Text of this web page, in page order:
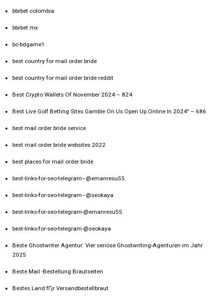
bbrbet colombia
bbrbet mx
bc-bdgame1
best country for mail order bride
best country for mail order bride reddit
Best Crypto Wallets Of November 2024 – 824
Best Live Golf Betting Sites Gamble On Us Open Up Online In 2024" – 686
best mail order bride service
best mail order bride websites 2022
best places for mail order bride
best-links-for-seo-telegram–@emanresu55
best-links-for-seo-telegram–@seokaya
best-links-for-seo-telegram-@emanresu55
best-links-for-seo-telegram-@seokaya
Beste Ghostwriter Agentur: Vier seriöse Ghostwriting-Agenturen im Jahr
2025
Beste Mail -Bestellung Brautseiten
Bestes Land fГјr Versandbestellbraut